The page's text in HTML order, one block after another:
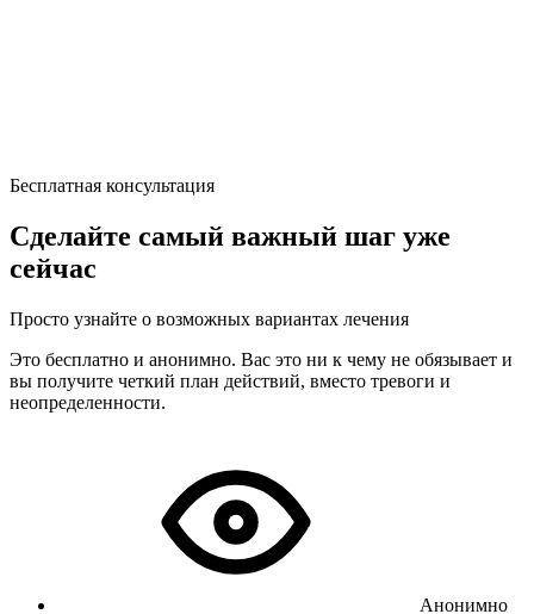
Бесплатная консультация
Сделайте самый важный шаг уже
сейчас
Просто узнайте о возможных вариантах лечения
Это бесплатно и анонимно. Вас это ни к чему не обязывает и
вы получите четкий план действий, вместо тревоги и
неопределенности.
Анонимно